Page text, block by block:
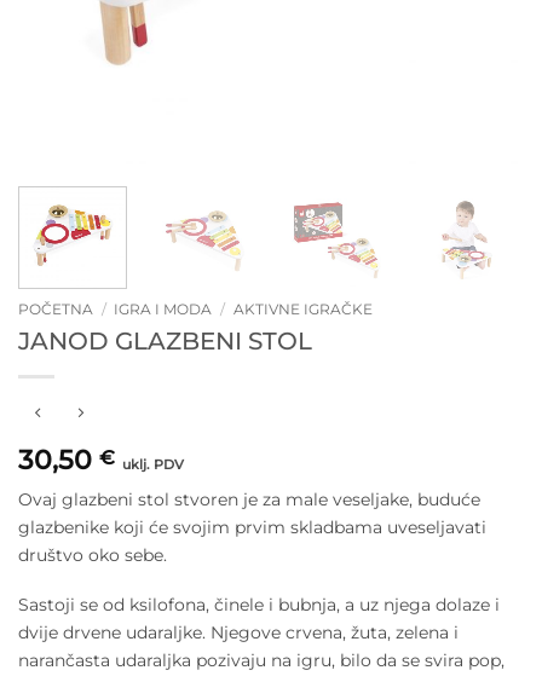
POČETNA / IGRA I MODA / AKTIVNE IGRAČKE
JANOD GLAZBENI STOL
30,50 € uklj. PDV
Ovaj glazbeni stol stvoren je za male veseljake, buduće
glazbenike koji će svojim prvim skladbama uveseljavati
društvo oko sebe.
Sastoji se od ksilofona, činele i bubnja, a uz njega dolaze i
dvije drvene udaraljke. Njegove crvena, žuta, zelena i
narančasta udaraljka pozivaju na igru, bilo da se svira pop,